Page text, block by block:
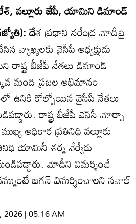
వల్లూరు జేపీ, యామిని డిమాండ్‌
దేశ ప్రధాని నరేంద్ర మోదీపై
వైసీపీ అధ్యక్షుడు
రాష్ట్ర బీజేపీ నేతలు డిమాండ్‌
మంది ప్రజల అభిమానం
ఉనికి కోల్పోయిన వైసీపీ నేతలు
రాష్ట్ర బీజేపీ ఎస్‌సీ మోర్చా
అధికార ప్రతినిధి వల్లూరు
యామినీ శర్మ వేర్వేరు
మోదీని విమర్శించే
జగన్‌ విమర్శించాలని సవాల్‌
2026 | 05:16 AM